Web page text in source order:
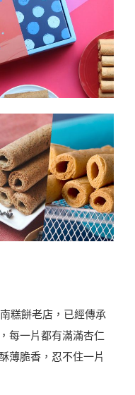
糕餅老店，已經傳承
每一片都有滿滿杏仁
薄脆香，忍不住一片